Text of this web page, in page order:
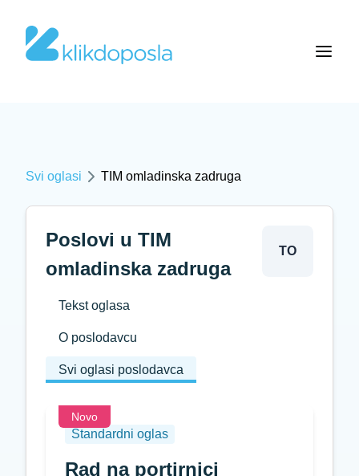
Svi oglasi TIM omladinska zadruga
Poslovi u TIM
omladinska zadruga
TO
Tekst oglasa
O poslodavcu
Svi oglasi poslodavca
Novo
Standardni oglas
Rad na portirnici